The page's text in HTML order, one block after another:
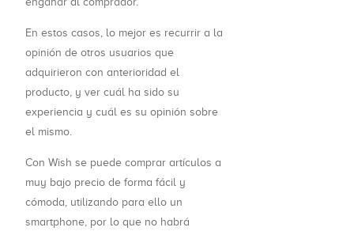
En estos casos, lo mejor es recurrir a la
opinión de otros usuarios que
adquirieron con anterioridad el
producto, y ver cuál ha sido su
experiencia y cuál es su opinión sobre
el mismo.
Con Wish se puede comprar artículos a
muy bajo precio de forma fácil y
cómoda, utilizando para ello un
smartphone, por lo que no habrá